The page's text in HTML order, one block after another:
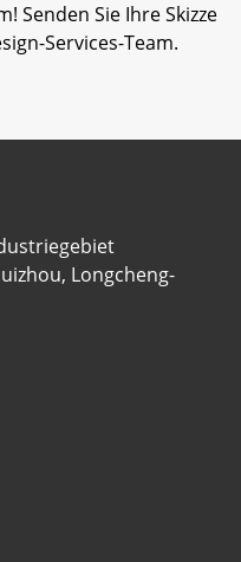
Senden Sie Ihre Skizze
Services-Team.
Longcheng-